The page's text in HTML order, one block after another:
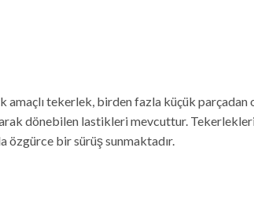
amaçlı tekerlek, birden fazla küçük
dönebilen lastikleri mevcuttur.
özgürce bir sürüş sunmaktadır.